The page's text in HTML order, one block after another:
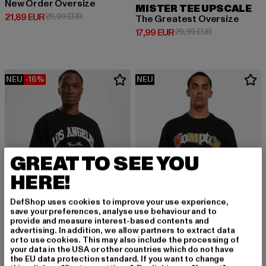
New Order Oversize
21,89 EUR
Derzeitiger Preis: 21,89 EUR
29,99 EURAktionspreis: 29,99 EUR
MISTER TEE UPSCALE
The Greatest Oversize
17,99 EUR
Derzeitiger Preis: 17,99 EUR
29,99 EURAktionspreis:
NEU -16%
MISTER TEE UPSCALE
Upscale L.a. College Oversize
NEU
MISTER TEE UPSCALE
Compton L.a. Oversize
GREAT TO SEE YOU
HERE!
DefShop uses cookies to improve your use experience,
save your preferences, analyse use behaviour and to
provide and measure interest-based contents and
advertising. In addition, we allow partners to extract data
or to use cookies. This may also include the processing of
your data in the USA or other countries which do not have
the EU data protection standard. If you want to change